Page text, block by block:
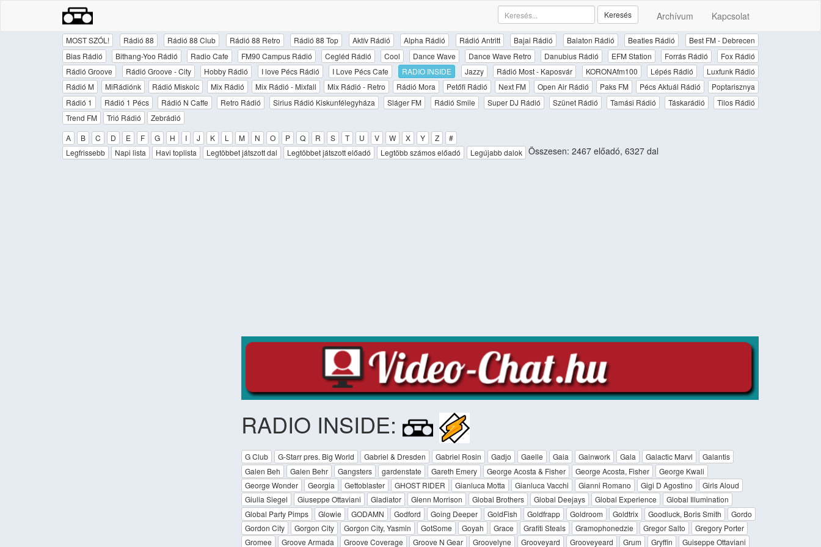
Archívum Kapcsolat
Keresés
MOST SZÓL! Rádió 88 Rádió 88 Club Rádió 88 Retro Rádió 88 Top Aktív Rádió Alpha Rádió Rádió Antritt Bajai Rádió Balaton Rádió Beatles Rádió
Best FM - Debrecen
Bias Rádió
Bithang-Yoo Rádió Radio Cafe FM90 Campus Rádió Cegléd Rádió Cool Dance Wave Dance Wave Retro Danubius Rádió EFM Station Forrás Rádió
Fox Rádió
Rádió Groove
Rádió Groove - City Hobby Rádió I love Pécs Rádió I Love Pécs Cafe RADIO INSIDE Jazzy Rádió Most - Kaposvár KORONAfm100 Lépés Rádió
Luxfunk Rádió
Rádió M
MiRádiónk Rádió Miskolc Mix Rádió Mix Rádió - Mixfall Mix Rádió - Retro Rádió Mora Petőfi Rádió Next FM Open Air Rádió Paks FM Pécs Aktuál Rádió
Poptarisznya
Rádió 1
Rádió 1 Pécs Rádió N Caffe Retro Rádió Sirius Rádió Kiskunfélegyháza Sláger FM Rádió Smile Super DJ Rádió Szünet Rádió Tamási Rádió Táskarádió
Tilos Rádió
Trend FM
Trió Rádió
Zebrádió
A
B C D E F G H I J K L M N O P Q R S T U V W X Y Z
#
Legfrissebb
Napi lista Havi toplista Legtöbbet játszott dal Legtöbbet játszott előadó Legtöbb számos előadó Legújabb dalok Összesen: 2467 előadó, 6327 dal
RADIO INSIDE:
G Club G-Starr pres. Big World Gabriel & Dresden Gabriel Rosin Gadjo Gaelle Gaia Gainwork Gala Galactic Marvl
Galantis
Galen Beh
Galen Behr Gangsters gardenstate Gareth Emery George Acosta & Fisher George Acosta, Fisher
George Kwali
George Wonder
Georgia Gettoblaster GHOST RIDER Gianluca Motta Gianluca Vacchi Gianni Romano Gigi D Agostino
Girls Aloud
Giulia Siegel
Giuseppe Ottaviani Gladiator Glenn Morrison Global Brothers Global Deejays Global Experience
Global Illumination
Global Party Pimps
Glowie GODAMN Godford Going Deeper GoldFish Goldfrapp Goldroom Goldtrix Goodluck, Boris Smith
Gordo
Gordon City
Gorgon City Gorgon City, Yasmin GotSome Goyah Grace Grafiti Steals Gramophonedzie Gregor Salto
Gregory Porter
Gromee
Groove Armada Groove Coverage Groove N Gear Groovelyne Grooveyard Grooveyeard Grum Gryffin Guiseppe Ottaviani